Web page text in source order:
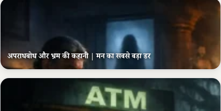
अपराधबोध और भ्रम की कहानी | मन का सबसे बड़ा डर